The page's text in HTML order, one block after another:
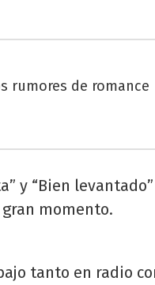
rumores de romance
y “Bien
momento.
tanto en radio